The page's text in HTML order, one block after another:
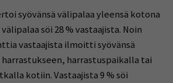
syövänsä välipalaa yleensä kotona
söi 28 % vastaajista. Noin
vastaajista ilmoitti syövänsä
harrastuspaikalla tai
kotiin. Vastaajista 9 % söi